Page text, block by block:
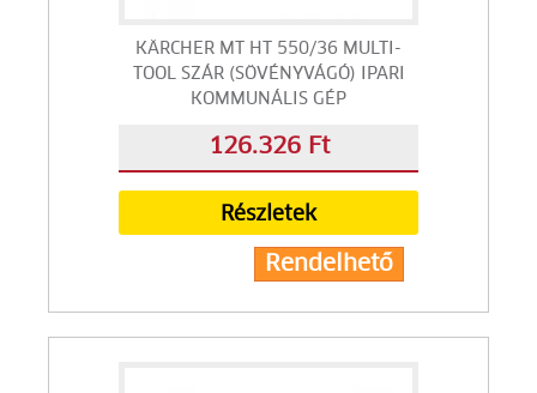
KÄRCHER MT HT 550/36 MULTI-
TOOL SZÁR (SÖVÉNYVÁGÓ) IPARI
KOMMUNÁLIS GÉP
126.326 Ft
Részletek
Rendelhető